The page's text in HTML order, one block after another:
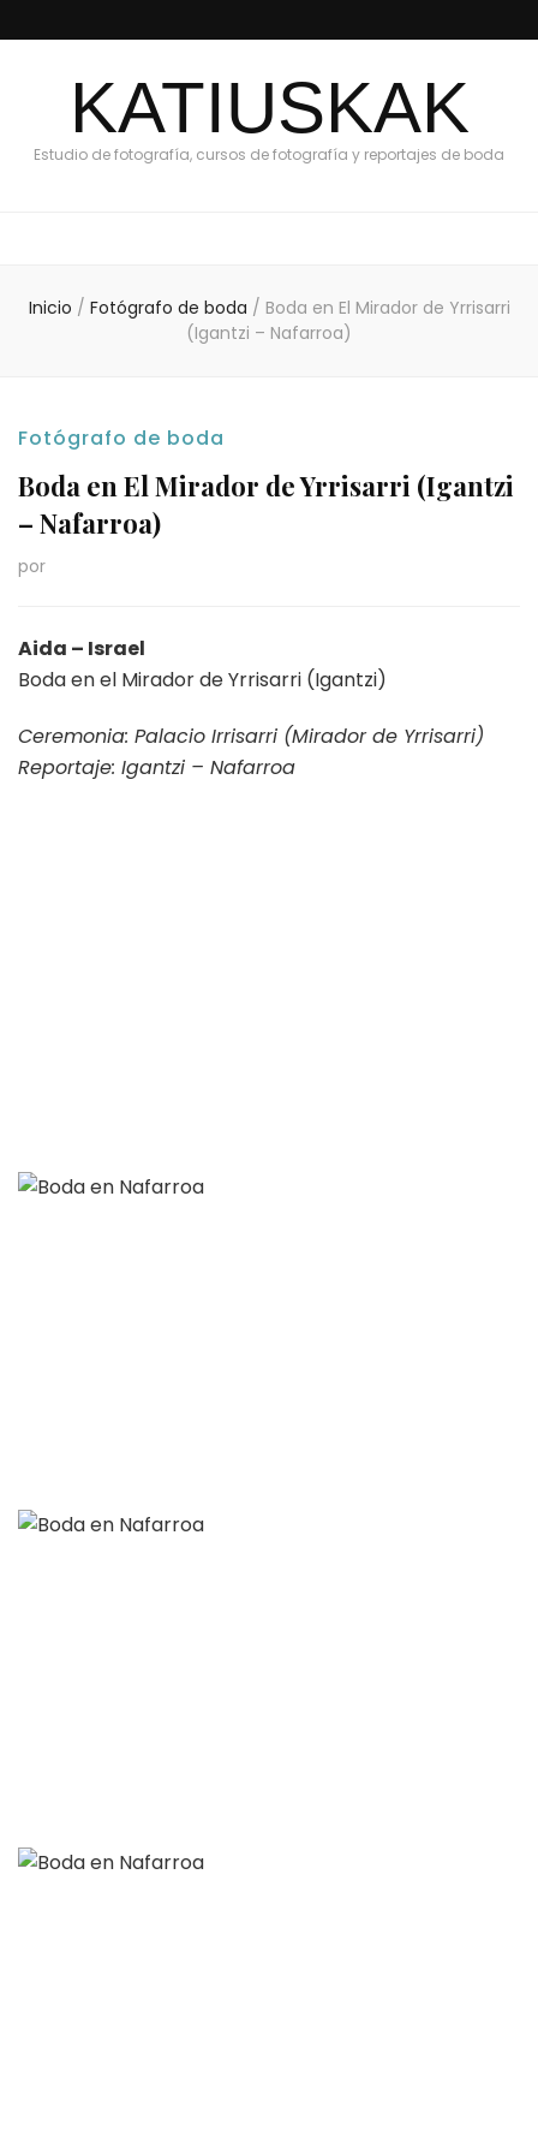
KATIUSKAK
Estudio de fotografía, cursos de fotografía y reportajes de boda
Inicio / Fotógrafo de boda / Boda en El Mirador de Yrrisarri
(Igantzi – Nafarroa)
Fotógrafo de boda
Boda en El Mirador de Yrrisarri (Igantzi
– Nafarroa)
por
Aida – Israel
Boda en el Mirador de Yrrisarri (Igantzi)
Ceremonia: Palacio Irrisarri (Mirador de Yrrisarri)
Reportaje: Igantzi – Nafarroa